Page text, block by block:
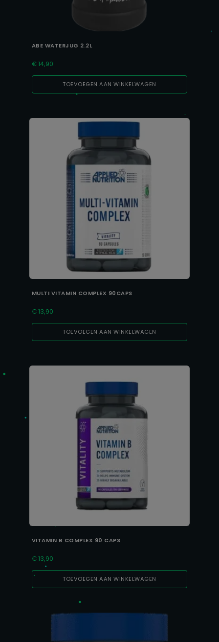
ABE WATERJUG 2.2L
€14,90
TOEVOEGEN AAN WINKELWAGEN
MULTI VITAMIN COMPLEX 90CAPS
€13,90
TOEVOEGEN AAN WINKELWAGEN
VITAMIN B COMPLEX 90 CAPS
€13,90
TOEVOEGEN AAN WINKELWAGEN